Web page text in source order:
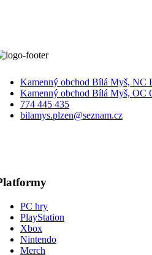
Kamenný obchod Bílá Myš, NC
Kamenný obchod Bílá Myš, OC
774 445 435
bilamys.plzen@seznam.cz
PC hry
PlayStation
Xbox
Nintendo
Merch